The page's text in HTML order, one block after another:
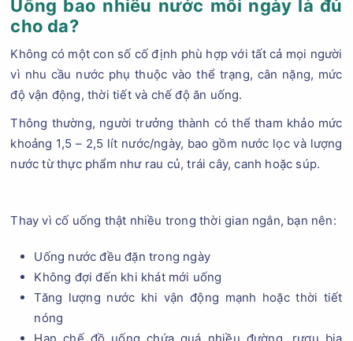
Uống bao nhiêu nước mỗi ngày là đủ
cho da?
Không có một con số cố định phù hợp với tất cả mọi người
vì nhu cầu nước phụ thuộc vào thể trạng, cân nặng, mức
độ vận động, thời tiết và chế độ ăn uống.
Thông thường, người trưởng thành có thể tham khảo mức
khoảng 1,5 – 2,5 lít nước/ngày, bao gồm nước lọc và lượng
nước từ thực phẩm như rau củ, trái cây, canh hoặc súp.
Thay vì cố uống thật nhiều trong thời gian ngắn, bạn nên:
Uống nước đều đặn trong ngày
Không đợi đến khi khát mới uống
Tăng lượng nước khi vận động mạnh hoặc thời tiết
nóng